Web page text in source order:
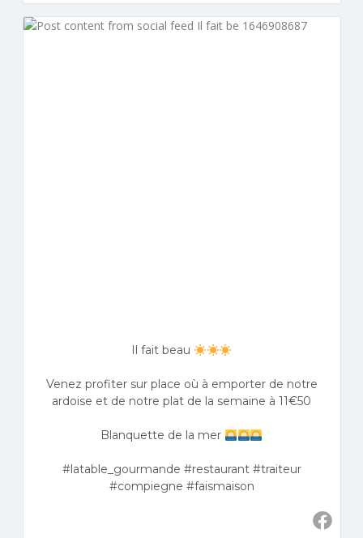
Il fait beau
Venez profiter sur place où à emporter de notre
ardoise et de notre plat de la semaine à 11€50
Blanquette de la mer
#latable_gourmande #restaurant #traiteur
#compiegne #faismaison